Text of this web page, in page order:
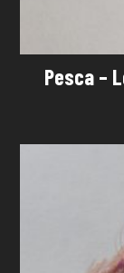
Pesca –